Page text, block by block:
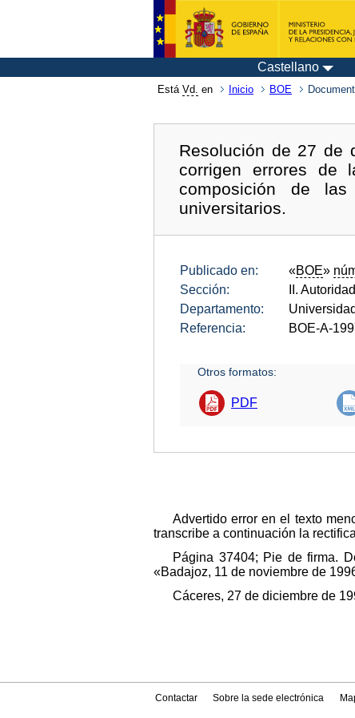
Castellano
Está Vd. en Inicio BOE
Resolución de 27 de
corrigen errores
composición de
universitarios.
Publicado en: «BOE»
Sección:
II.
Departamento:
Referencia:
BOE-A-
Otros formatos:
PDF
Advertido error en el texto
transcribe a continuación la
Página 37404; Pie de firma.
«Badajoz, 11 de noviembre de
Cáceres, 27 de diciembre de
Contactar Sobre la sede electrónica